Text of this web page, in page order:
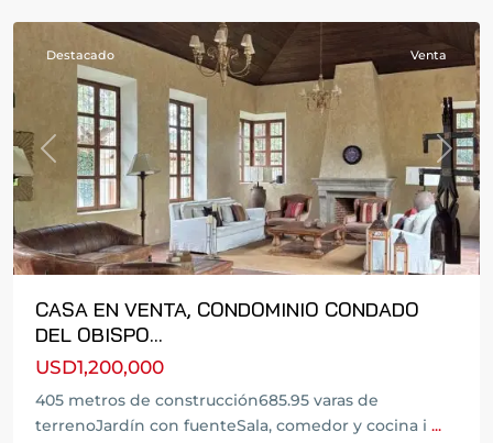
Previous Next
Destacado Venta
CASA EN VENTA, CONDOMINIO CONDADO
DEL OBISPO...
USD1,200,000
405 metros de construcción685.95 varas de
terrenoJardín con fuenteSala, comedor y cocina i ...